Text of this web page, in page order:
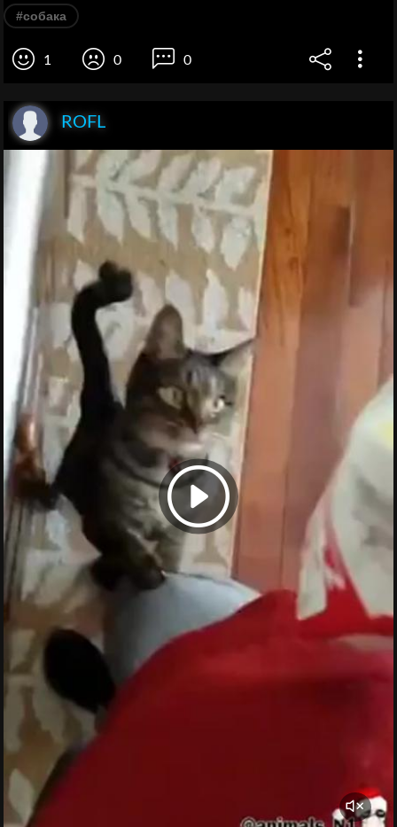
#собака
1 0 0
ROFL